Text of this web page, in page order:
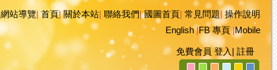
網站導覽|首頁|關於本站 聯絡我們|國圖首頁 常見問題|操作說明
English|FB 專頁|Mobile
免費會員 登入 註冊